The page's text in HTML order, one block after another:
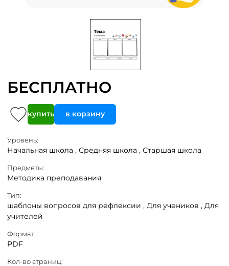
БЕСПЛАТНО
купить в корзину
Уровень:
Начальная школа , Средняя школа , Старшая школа
Предметы:
Методика преподавания
Тип:
шаблоны вопросов для рефлексии , Для учеников , Для
учителей
Формат:
PDF
Кол-во страниц: